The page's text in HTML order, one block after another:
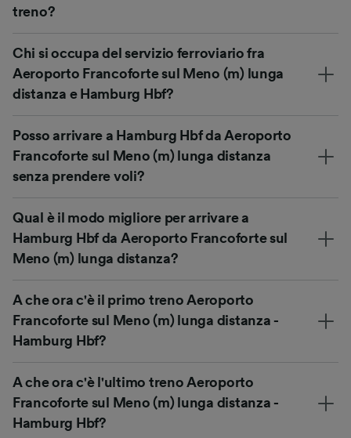
treno?
Chi si occupa del servizio ferroviario fra
Aeroporto Francoforte sul Meno (m) lunga
distanza e Hamburg Hbf?
Posso arrivare a Hamburg Hbf da Aeroporto
Francoforte sul Meno (m) lunga distanza
senza prendere voli?
Qual è il modo migliore per arrivare a
Hamburg Hbf da Aeroporto Francoforte sul
Meno (m) lunga distanza?
A che ora c'è il primo treno Aeroporto
Francoforte sul Meno (m) lunga distanza -
Hamburg Hbf?
A che ora c'è l'ultimo treno Aeroporto
Francoforte sul Meno (m) lunga distanza -
Hamburg Hbf?